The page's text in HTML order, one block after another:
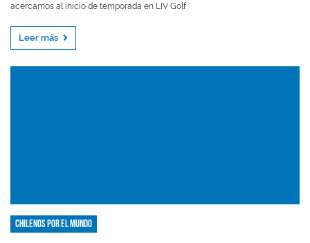
acercamos al inicio de temporada en LIV Golf
Leer más
Chilenos por el mundo